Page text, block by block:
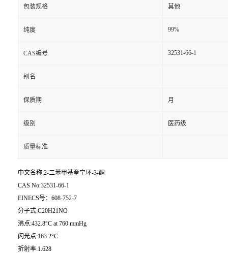
包装规格 其他
纯度 99%
CAS编号 32531-66-1
别名
保质期 月
级别 医药级
质量标准
中文名称:2-二苯甲基奎宁环-3-酮
CAS No:32531-66-1
EINECS号：608-752-7
分子式:C20H21NO
沸点:432.8°C at 760 mmHg
闪光点:163.2°C
折射率:1.628